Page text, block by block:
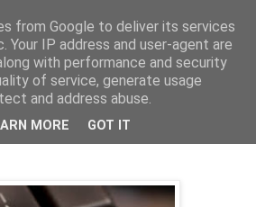
from Google to deliver its services
Your IP address and user-agent are
with performance and security
of service, generate usage
and address abuse.
MORE GOT IT